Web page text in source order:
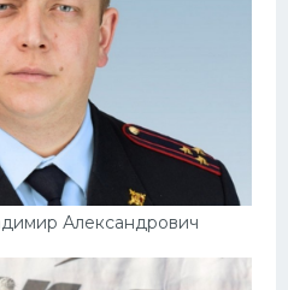
Александрович